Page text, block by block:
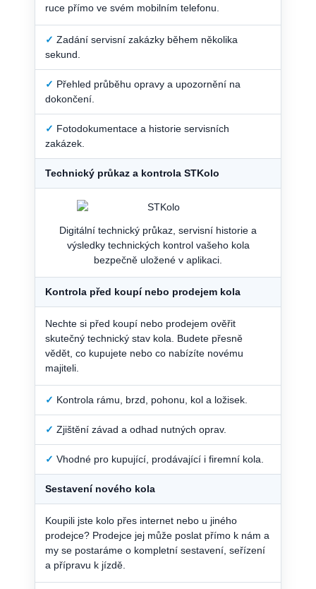
ruce přímo ve svém mobilním telefonu.
✓ Zadání servisní zakázky během několika
sekund.
✓ Přehled průběhu opravy a upozornění na
dokončení.
✓ Fotodokumentace a historie servisních
zakázek.
Technický průkaz a kontrola STKolo
Digitální technický průkaz, servisní historie a
výsledky technických kontrol vašeho kola
bezpečně uložené v aplikaci.
Kontrola před koupí nebo prodejem kola
Nechte si před koupí nebo prodejem ověřit
skutečný technický stav kola. Budete přesně
vědět, co kupujete nebo co nabízíte novému
majiteli.
✓ Kontrola rámu, brzd, pohonu, kol a ložisek.
✓ Zjištění závad a odhad nutných oprav.
✓ Vhodné pro kupující, prodávající i firemní kola.
Sestavení nového kola
Koupili jste kolo přes internet nebo u jiného
prodejce? Prodejce jej může poslat přímo k nám a
my se postaráme o kompletní sestavení, seřízení
a přípravu k jízdě.